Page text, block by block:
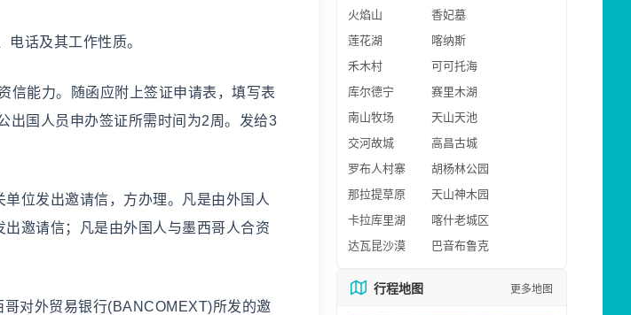
话及其工作性质。
信能力。随函应附上签证申请表，填写表
出国人员申办签证所需时间为2周。发给3
位发出邀请信，方办理。凡是由外国人
邀请信；凡是由外国人与墨西哥人合资
对外贸易银行(BANCOMEXT)所发的邀
火焰山
香妃墓
莲花湖
喀纳斯
禾木村
可可托海
库尔德宁
赛里木湖
南山牧场
天山天池
交河故城
高昌古城
罗布人村寨
胡杨林公园
那拉提草原
天山神木园
卡拉库里湖
喀什老城区
达瓦昆沙漠
巴音布鲁克
行程地图 更多地图